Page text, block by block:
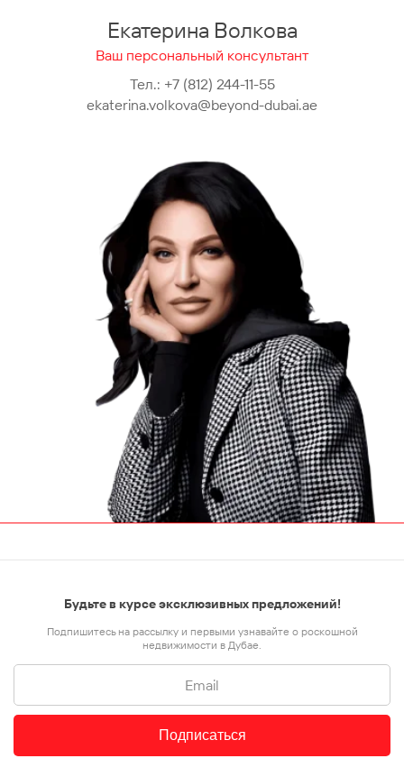
Екатерина Волкова
Ваш персональный консультант
Тел.: +7 (812) 244-11-55
ekaterina.volkova@beyond-dubai.ae
Будьте в курсе эксклюзивных предложений!
Подпишитесь на рассылку и первыми узнавайте о роскошной
недвижимости в Дубае.
Подписаться